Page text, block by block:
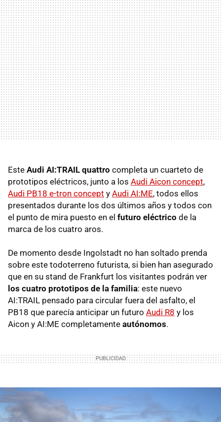
Este Audi AI:TRAIL quattro completa un cuarteto de
prototipos eléctricos, junto a los Audi Aicon concept,
Audi PB18 e-tron concept y Audi AI:ME, todos ellos
presentados durante los dos últimos años y todos con
el punto de mira puesto en el futuro eléctrico de la
marca de los cuatro aros.
De momento desde Ingolstadt no han soltado prenda
sobre este todoterreno futurista, si bien han asegurado
que en su stand de Frankfurt los visitantes podrán ver
los cuatro prototipos de la familia: este nuevo
AI:TRAIL pensado para circular fuera del asfalto, el
PB18 que parecía anticipar un futuro Audi R8 y los
Aicon y AI:ME completamente autónomos.